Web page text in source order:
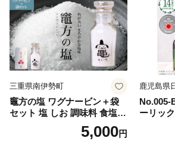
三重県南伊勢町
竈方の塩 ワグナービン＋袋
セット 塩 しお 調味料 食塩
天然 ミネラル 調味料 ソルト
salt 料理 味付 おにぎり 三重
5,000円
鹿児島県
No.005-
ーリッ
イルセ
市 特産